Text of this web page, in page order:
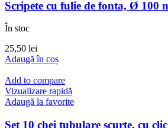
Scripete cu fulie de fonta, Ø 100
În stoc
25,50 lei
Adaugă în coș
Add to compare
Vizualizare rapidă
Adaugă la favorite
Set 10 chei tubulare scurte, cu